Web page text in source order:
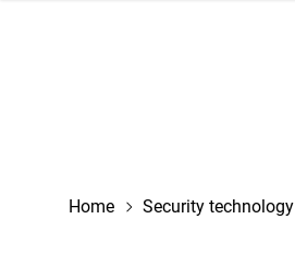
Home Security technology